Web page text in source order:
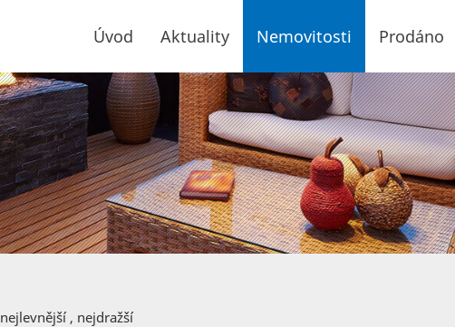
Úvod Aktuality Nemovitosti Prodáno
nejlevnější , nejdražší